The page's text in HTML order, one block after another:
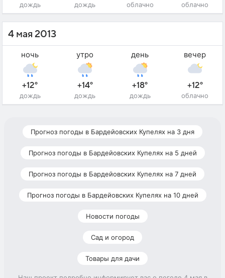
дождь дождь облачно облачно
4 мая 2013
ночь
+12°
дождь
утро
+14°
дождь
день
+18°
дождь
вечер
+12°
облачно
Прогноз погоды в Бардейовских Купелях на 3 дня
Прогноз погоды в Бардейовских Купелях на 5 дней
Прогноз погоды в Бардейовских Купелях на 7 дней
Прогноз погоды в Бардейовских Купелях на 10 дней
Новости погоды
Сад и огород
Товары для дачи